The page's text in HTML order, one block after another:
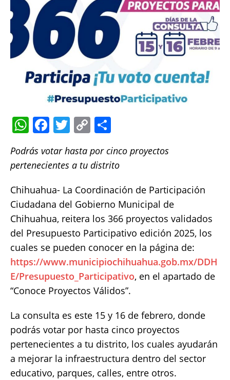
W
h
at
s
A
p
p
F
c
e
b
o
o
k
T
it
te
r
C
p
y
Li
n
k
h
a
re
Podrás votar hasta por cinco proyectos
pertenecientes a tu distrito
Chihuahua- La Coordinación de Participación
Ciudadana del Gobierno Municipal de
Chihuahua, reitera los 366 proyectos validados
del Presupuesto Participativo edición 2025, los
cuales se pueden conocer en la página de:
https://www.municipiochihuahua.gob.mx/DDH
E/Presupuesto_Participativo, en el apartado de
“Conoce Proyectos Válidos”.
La consulta es este 15 y 16 de febrero, donde
podrás votar por hasta cinco proyectos
pertenecientes a tu distrito, los cuales ayudarán
a mejorar la infraestructura dentro del sector
educativo, parques, calles, entre otros.